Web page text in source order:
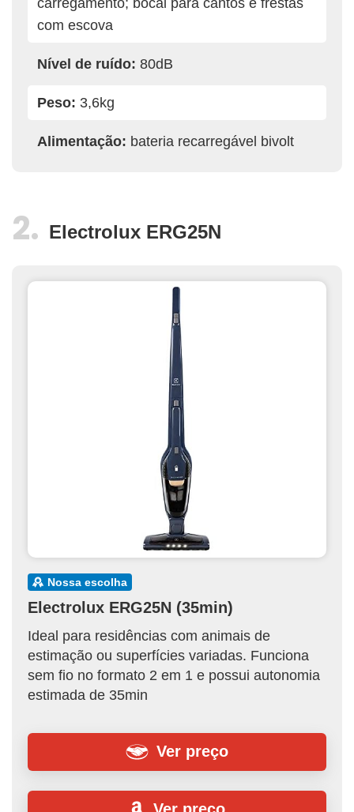
com escova
Nível de ruído: 80dB
Peso: 3,6kg
Alimentação: bateria recarregável bivolt
Electrolux ERG25N
nossa escolha
Electrolux ERG25N (35min)
Ideal para residências com animais de
estimação ou superfícies variadas. Funciona
sem fio no formato 2 em 1 e possui autonomia
estimada de 35min
Ver preço